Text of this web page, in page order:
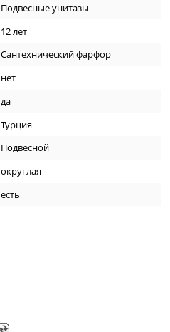
Подвесные унитазы
12 лет
Сантехнический фарфор
нет
да
Турция
Подвесной
округлая
есть